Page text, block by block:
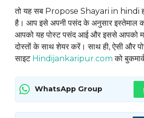
तो यह सब Propose Shayari in hindi
है। आप इसे अपनी पसंद के अनुसार इस्तेमाल
आपको यह पोस्ट पसंद आई और इससे आपको
दोस्तों के साथ शेयर करें। साथ ही, ऐसी और
साइट Hindijankaripur.com को
WhatsApp Group